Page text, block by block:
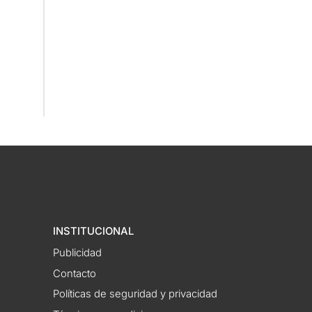
INSTITUCIONAL
Publicidad
Contacto
Políticas de seguridad y privacidad